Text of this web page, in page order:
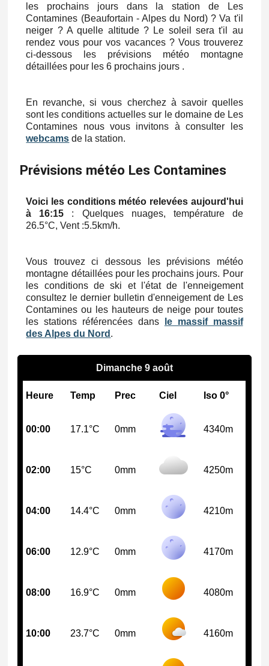
les prochains jours dans la station de Les
Contamines (Beaufortain - Alpes du Nord) ? Va t'il
neiger ? A quelle altitude ? Le soleil sera t'il au
rendez vous pour vos vacances ? Vous trouverez
ci-dessous les prévisions météo montagne
détaillées pour les 6 prochains jours .
En revanche, si vous cherchez à savoir quelles
sont les conditions actuelles sur le domaine de Les
Contamines nous vous invitons à consulter les
webcams de la station.
Prévisions météo Les Contamines
Voici les conditions météo relevées aujourd'hui
à 16:15 : Quelques nuages, température de
26.5°C, Vent :5.5km/h.
Vous trouvez ci dessous les prévisions météo
montagne détaillées pour les prochains jours. Pour
les conditions de ski et l'état de l'enneigement
consultez le dernier bulletin d'enneigement de Les
Contamines ou les hauteurs de neige pour toutes
les stations référencées dans
le massif massif
des Alpes du Nord .
Dimanche 9 août
Heure Temp Prec Ciel Iso 0°
00:00 17.1°C 0mm 4340m
02:00 15°C 0mm 4250m
04:00 14.4°C 0mm 4210m
06:00 12.9°C 0mm 4170m
08:00 16.9°C 0mm 4080m
10:00 23.7°C 0mm 4160m